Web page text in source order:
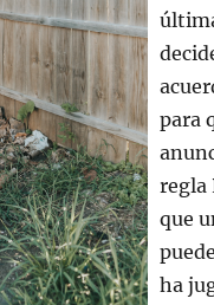
para
regla
que
ha